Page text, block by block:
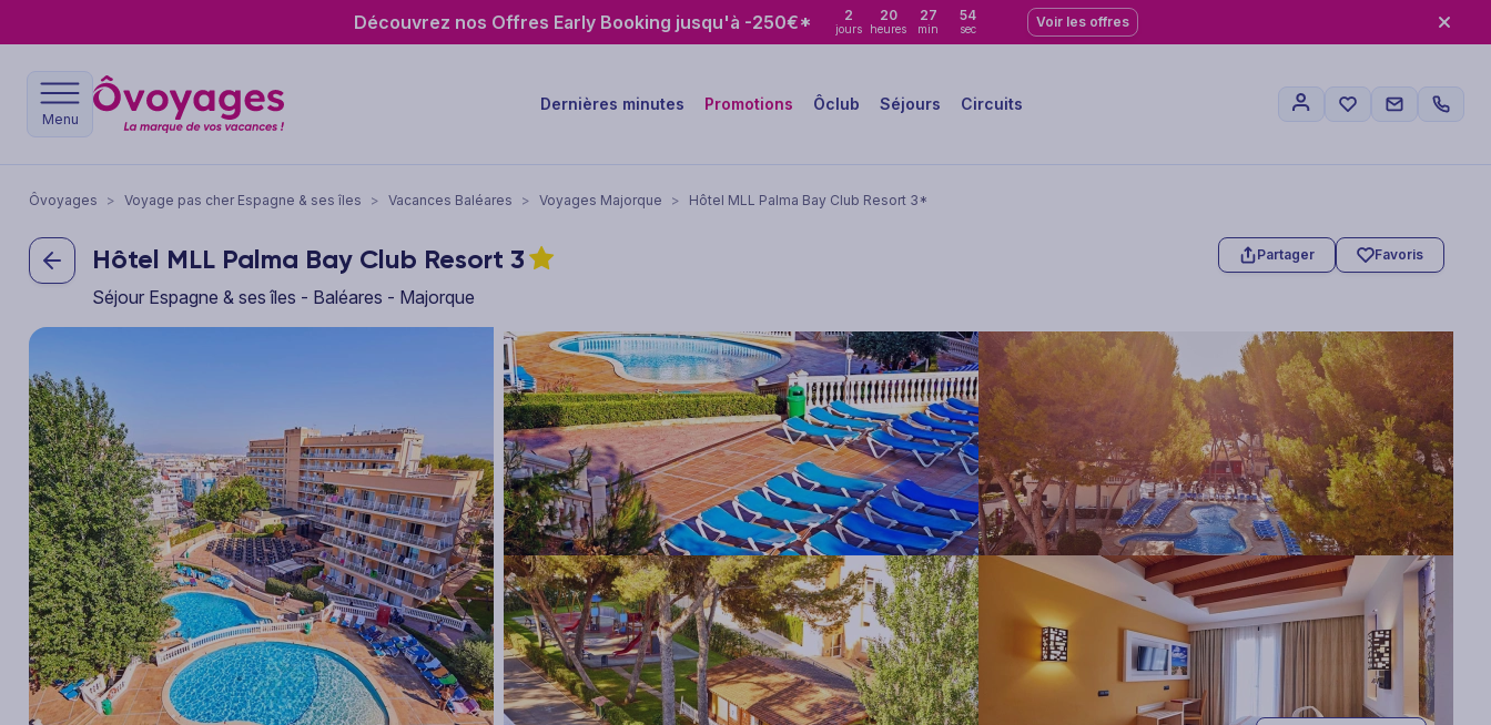
Découvrez nos Offres Early Booking jusqu'à -250€* 2
jours
20
heures
27
min
53
sec Voir les offres
Menu
Dernières minutes Promotions Ôclub Séjours Circuits
Ôvoyages > Voyage pas cher Espagne & ses îles > Vacances Baléares > Voyages Majorque > Hôtel MLL Palma Bay Club Resort 3*
Hôtel MLL Palma Bay Club Resort 3
Séjour Espagne & ses îles - Baléares - Majorque
Partager Favoris